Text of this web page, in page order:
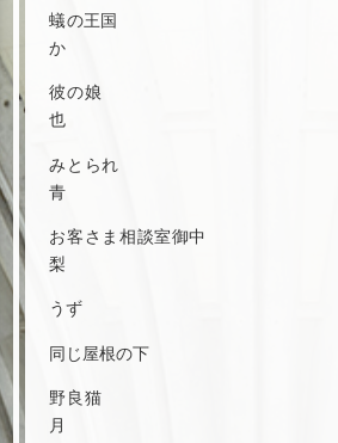
蟻の王国 こ
か
彼の娘
也
みとられ
青
お客さま相談室御
梨
うず 寺
同じ屋根の下
野良猫
月